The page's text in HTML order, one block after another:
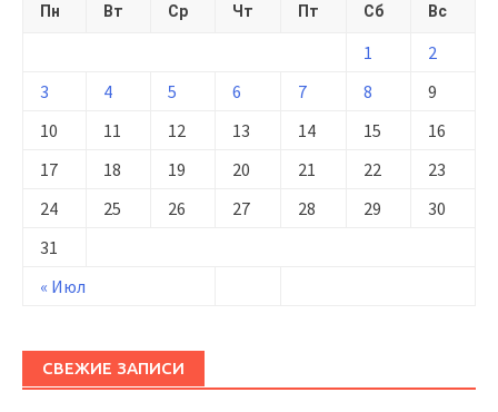
Пн Вт Ср Чт Пт Сб Вс
« Июл
1
2
3
4 5 6 7 8
9
10
11 12 13 14 15
16
17
18 19 20 21 22
23
24
25 26 27 28 29
30
31
СВЕЖИЕ ЗАПИСИ